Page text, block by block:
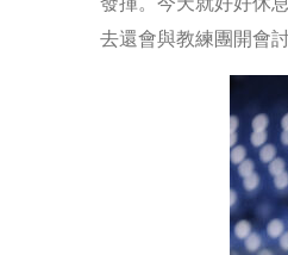
去還會與教練團開會